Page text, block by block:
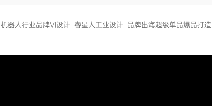
机器人行业品牌VI设计 睿星人工业设计 品牌出海超级单品爆品打造